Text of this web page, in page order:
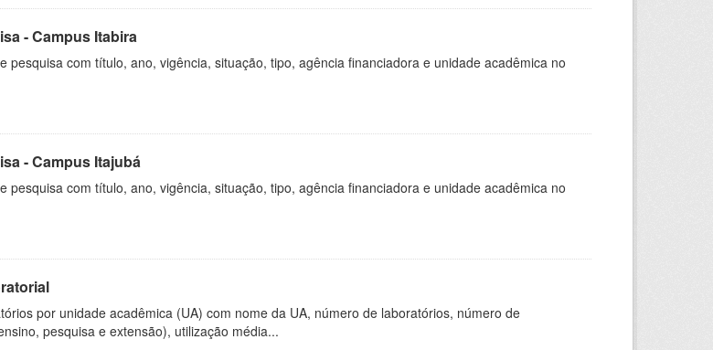
- Campus Itabira
pesquisa com título, ano, vigência, situação, tipo, agência financiadora e unidade acadêmica no
- Campus Itajubá
pesquisa com título, ano, vigência, situação, tipo, agência financiadora e unidade acadêmica no
por unidade acadêmica (UA) com nome da UA, número de laboratórios, número de
pesquisa e extensão), utilização média...